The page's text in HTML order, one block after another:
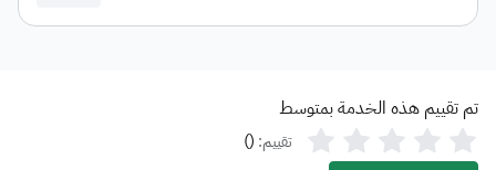
تم تقييم هذه الخدمة بمتوسط
تقييم: (
)